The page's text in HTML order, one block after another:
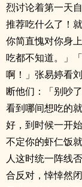
烈讨论着第一天
推荐吃什么了！
你简直愧对你身
吃都不知道。」
啊！」张易婷看
断他们：「别吵
看到哪间想吃的
好，到时候一开
不定你的虾仁饭
人这时统一阵线
合反对，悻悻然